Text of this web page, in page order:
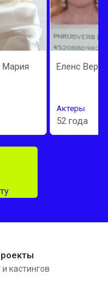
Еленс
Актеры
52 года
кастингов